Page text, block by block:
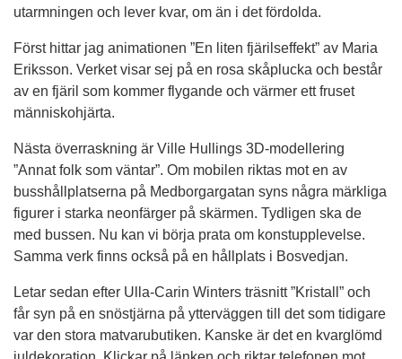
utarmningen och lever kvar, om än i det fördolda.
Först hittar jag animationen ”En liten fjärilseffekt” av Maria
Eriksson. Verket visar sej på en rosa skåplucka och består
av en fjäril som kommer flygande och värmer ett fruset
människohjärta.
Nästa överraskning är Ville Hullings 3D-modellering
”Annat folk som väntar”. Om mobilen riktas mot en av
busshållplatserna på Medborgargatan syns några märkliga
figurer i starka neonfärger på skärmen. Tydligen ska de
med bussen. Nu kan vi börja prata om konstupplevelse.
Samma verk finns också på en hållplats i Bosvedjan.
Letar sedan efter Ulla-Carin Winters träsnitt ”Kristall” och
får syn på en snöstjärna på ytterväggen till det som tidigare
var den stora matvarubutiken. Kanske är det en kvarglömd